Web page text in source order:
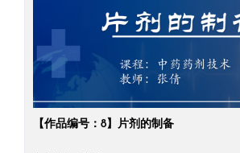
【作品编号：8】片剂的制备